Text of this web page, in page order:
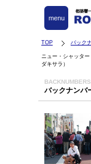
都築響
menu
TOP バック
ニュー・シャッタ
ダキサラ）
BACKNUMBERS
バックナンバ